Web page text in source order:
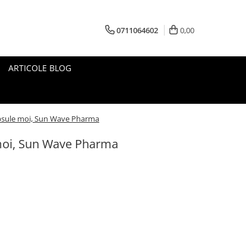
0711064602 0,00
ARTICOLE BLOG
moi, Sun Wave Pharma
Sun Wave Pharma